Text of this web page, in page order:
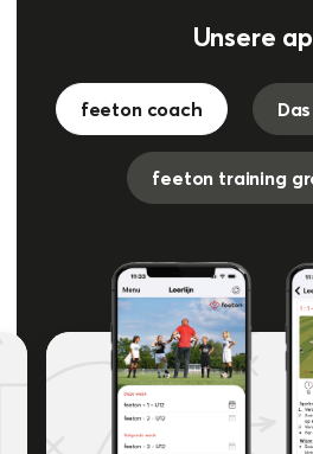
Unsere
feeton coach
feeton training